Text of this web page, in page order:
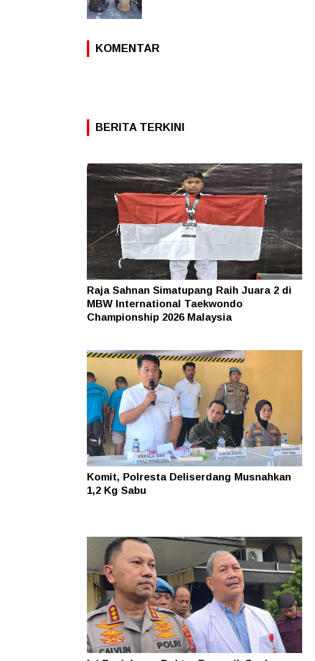
KOMENTAR
BERITA TERKINI
Raja Sahnan Simatupang Raih Juara 2 di
MBW International Taekwondo
Championship 2026 Malaysia
Komit, Polresta Deliserdang Musnahkan
1,2 Kg Sabu